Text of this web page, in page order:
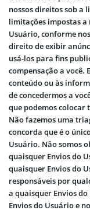
nossos direitos sob a
limitações impostas a
Usuário, conforme
direito de exibir
usá-los para fins
compensação a você.
conteúdo ou às
de concedermos a
que podemos colocar
Não fazemos uma
concorda que é o
Usuário. Não somos
quaisquer Envios do
quaisquer Envios do
responsáveis ​​por
a quaisquer Envios
Envios do Usuário e